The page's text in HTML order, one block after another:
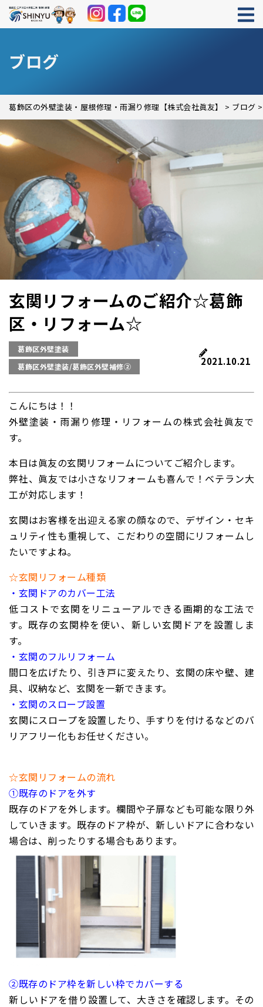
ブログ
葛飾区の外壁塗装・屋根修理・雨漏り修理【株式会社眞友】 > ブログ
玄関リフォームのご紹介☆葛飾
区・リフォーム☆
葛飾区外壁塗装
葛飾区外壁塗装/葛飾区外壁補修②
2021.10.21
こんにちは！！
外壁塗装・雨漏り修理・リフォームの株式会社眞友で
す。
本日は眞友の玄関リフォームについてご紹介します。
弊社、眞友では小さなリフォームも喜んで！ベテラン大
工が対応します！
玄関はお客様を出迎える家の顔なので、デザイン・セキ
ュリティ性も重視して、こだわりの空間にリフォームし
たいですよね。
☆玄関リフォーム種類
・玄関ドアのカバー工法
低コストで玄関をリニューアルできる画期的な工法で
す。既存の玄関枠を使い、新しい玄関ドアを設置しま
す。
・玄関のフルリフォーム
間口を広げたり、引き戸に変えたり、玄関の床や壁、建
具、収納など、玄関を一新できます。
・玄関のスロープ設置
玄関にスロープを設置したり、手すりを付けるなどのバ
リアフリー化もお任せください。
☆玄関リフォームの流れ
①既存のドアを外す
既存のドアを外します。欄間や子扉なども可能な限り外
していきます。既存のドア枠が、新しいドアに合わない
場合は、削ったりする場合もあります。
②既存のドア枠を新しい枠でカバーする
新しいドアを借り設置して、大きさを確認します。その